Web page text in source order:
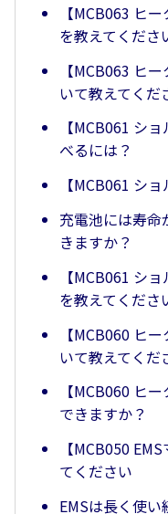
【MCB063 ヒ
を教えてくださ
【MCB063 ヒ
いて教えてくだ
【MCB061 シ
べるには？
【MCB061 シ
充電池には寿命
きますか？
【MCB061 シ
を教えてくださ
【MCB060 ヒ
いて教えてくだ
【MCB060 ヒ
できますか？
【MCB050
てください
EMSは長く使